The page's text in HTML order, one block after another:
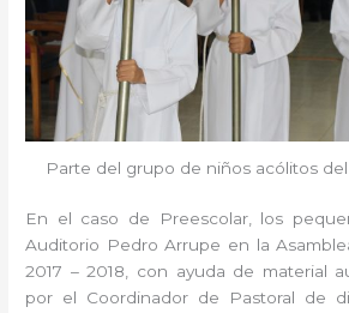
Parte del grupo de niños acólitos
En el caso de Preescolar, los
Auditorio Pedro Arrupe en la
2017 – 2018, con ayuda de material
por el Coordinador de Pastoral de